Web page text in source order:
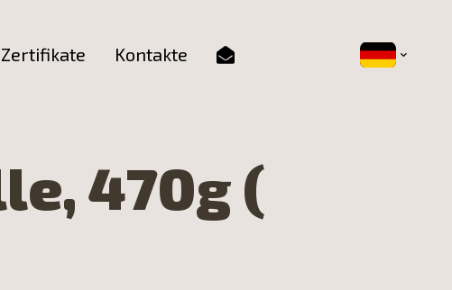
Zertifikate Kontakte
470g (